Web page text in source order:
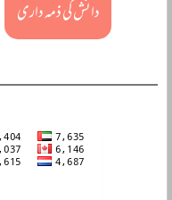
دانش کی ذمہ داری